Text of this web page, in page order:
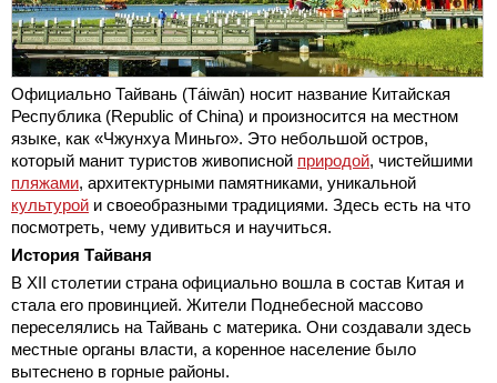
Официально Тайвань (Táiwān) носит название Китайская
Республика (Republic of China) и произносится на местном
языке, как «Чжунхуа Миньго». Это небольшой остров,
который манит туристов живописной природой, чистейшими
пляжами, архитектурными памятниками, уникальной
культурой и своеобразными традициями. Здесь есть на что
посмотреть, чему удивиться и научиться.
История Тайваня
В XII столетии страна официально вошла в состав Китая и
стала его провинцией. Жители Поднебесной массово
переселялись на Тайвань с материка. Они создавали здесь
местные органы власти, а коренное население было
вытеснено в горные районы.